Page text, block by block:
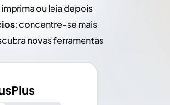
imprima ou leia depois
: concentre-se mais
novas ferramentas